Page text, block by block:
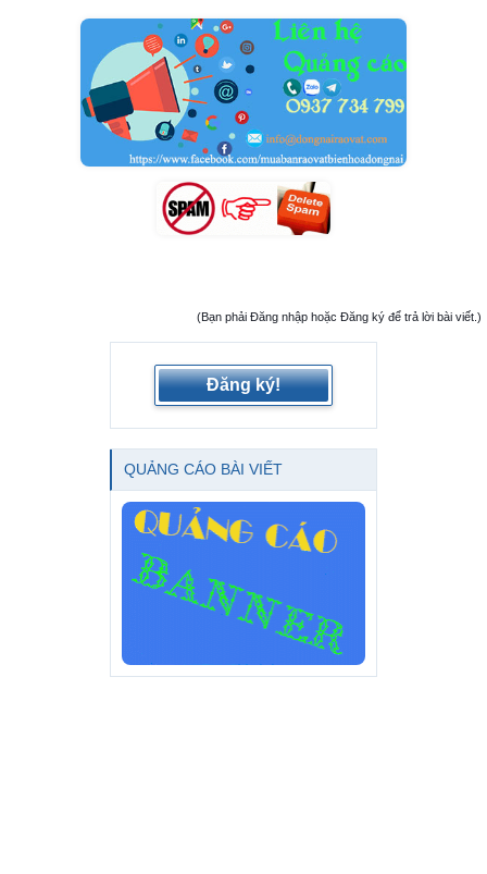
(Bạn phải Đăng nhập hoặc Đăng ký để trả lời bài viết.)
Đăng ký!
QUẢNG CÁO BÀI VIẾT